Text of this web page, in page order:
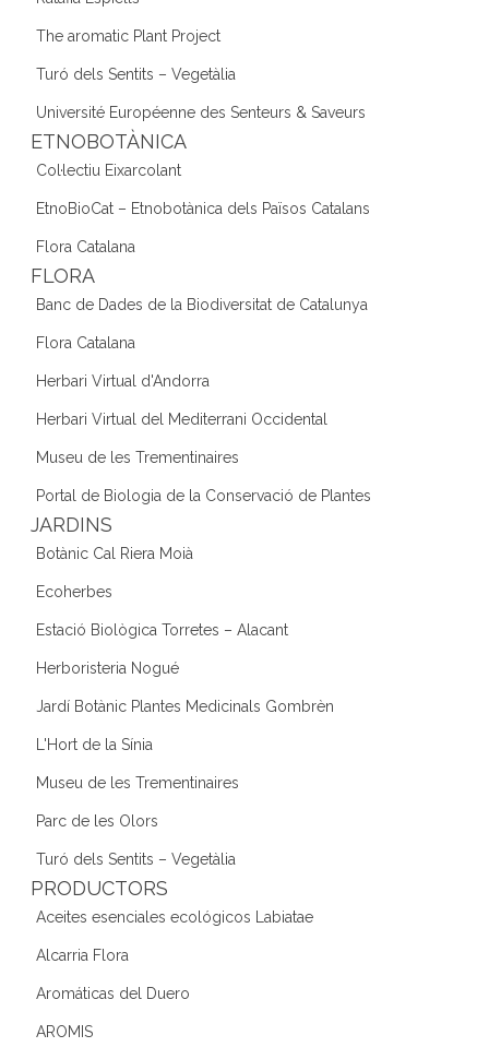
The aromatic Plant Project
Turó dels Sentits – Vegetàlia
Université Européenne des Senteurs & Saveurs
ETNOBOTÀNICA
Col·lectiu Eixarcolant
EtnoBioCat – Etnobotànica dels Països Catalans
Flora Catalana
FLORA
Banc de Dades de la Biodiversitat de Catalunya
Flora Catalana
Herbari Virtual d'Andorra
Herbari Virtual del Mediterrani Occidental
Museu de les Trementinaires
Portal de Biologia de la Conservació de Plantes
JARDINS
Botànic Cal Riera Moià
Ecoherbes
Estació Biològica Torretes – Alacant
Herboristeria Nogué
Jardí Botànic Plantes Medicinals Gombrèn
L'Hort de la Sínia
Museu de les Trementinaires
Parc de les Olors
Turó dels Sentits – Vegetàlia
PRODUCTORS
Aceites esenciales ecológicos Labiatae
Alcarria Flora
Aromáticas del Duero
AROMIS